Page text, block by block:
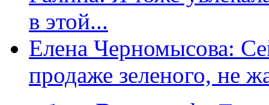
в этой...
Елена Черномысова:
продаже зеленого, не